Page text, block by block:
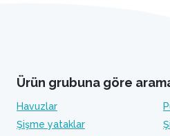
Ürün grubuna göre
Havuzlar
Şişme yataklar